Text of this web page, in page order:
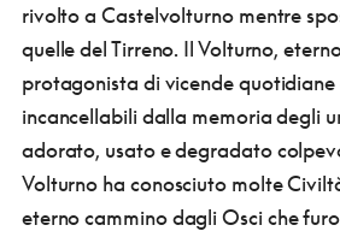
rivolto a Castelvolturno mentre
quelle del Tirreno. Il Volturno,
protagonista di vicende quotidiane
incancellabili dalla memoria degli
adorato, usato e degradato
Volturno ha conosciuto molte
eterno cammino dagli Osci che